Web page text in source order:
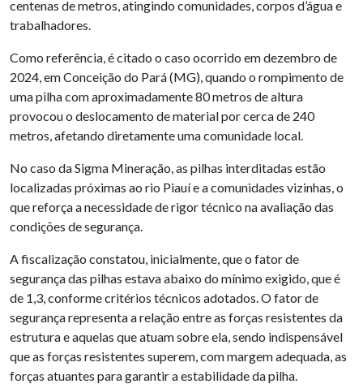
centenas de metros, atingindo comunidades, corpos d’água e
trabalhadores.
Como referência, é citado o caso ocorrido em dezembro de
2024, em Conceição do Pará (MG), quando o rompimento de
uma pilha com aproximadamente 80 metros de altura
provocou o deslocamento de material por cerca de 240
metros, afetando diretamente uma comunidade local.
No caso da Sigma Mineração, as pilhas interditadas estão
localizadas próximas ao rio Piauí e a comunidades vizinhas, o
que reforça a necessidade de rigor técnico na avaliação das
condições de segurança.
A fiscalização constatou, inicialmente, que o fator de
segurança das pilhas estava abaixo do mínimo exigido, que é
de 1,3, conforme critérios técnicos adotados. O fator de
segurança representa a relação entre as forças resistentes da
estrutura e aquelas que atuam sobre ela, sendo indispensável
que as forças resistentes superem, com margem adequada, as
forças atuantes para garantir a estabilidade da pilha.